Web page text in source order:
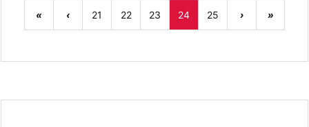
« ‹ 21 22 23 24 25 › »